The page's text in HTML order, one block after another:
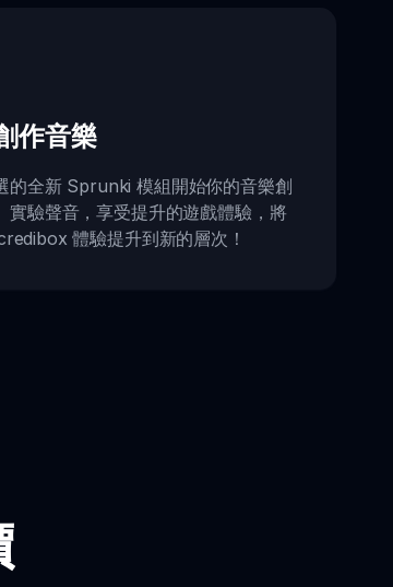
作音樂
的全新 Sprunki 模組開始你的音樂創
實驗聲音，享受提升的遊戲體驗，將
體驗提升到新的層次！